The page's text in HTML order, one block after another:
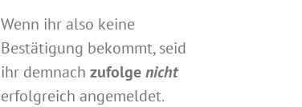
Wenn ihr also keine
Bestätigung bekommt, seid
ihr demnach zufolgenicht
erfolgreich angemeldet.